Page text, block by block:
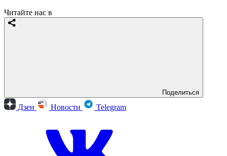
Читайте нас в
Поделиться
Дзен Новости Telegram